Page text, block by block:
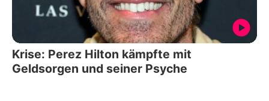
Krise: Perez Hilton kämpfte mit
Geldsorgen und seiner Psyche